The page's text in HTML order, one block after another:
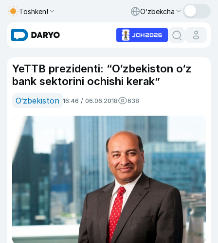
Toshkent O‘zbekcha
YeTTB prezidenti: “O‘zbekiston o‘z
bank sektorini ochishi kerak”
O‘zbekiston 16:46 / 06.06.2018 638